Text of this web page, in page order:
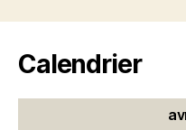
Calendrier